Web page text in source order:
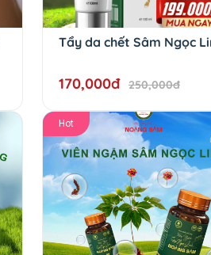
Tẩy da chết Sâm Ngọc
170,000đ 250,000đ
Hot